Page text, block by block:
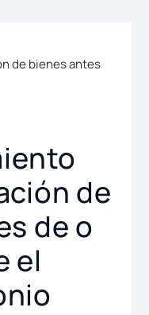
de bienes antes
de
de o
el